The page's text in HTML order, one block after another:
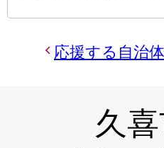
応援する自治
久